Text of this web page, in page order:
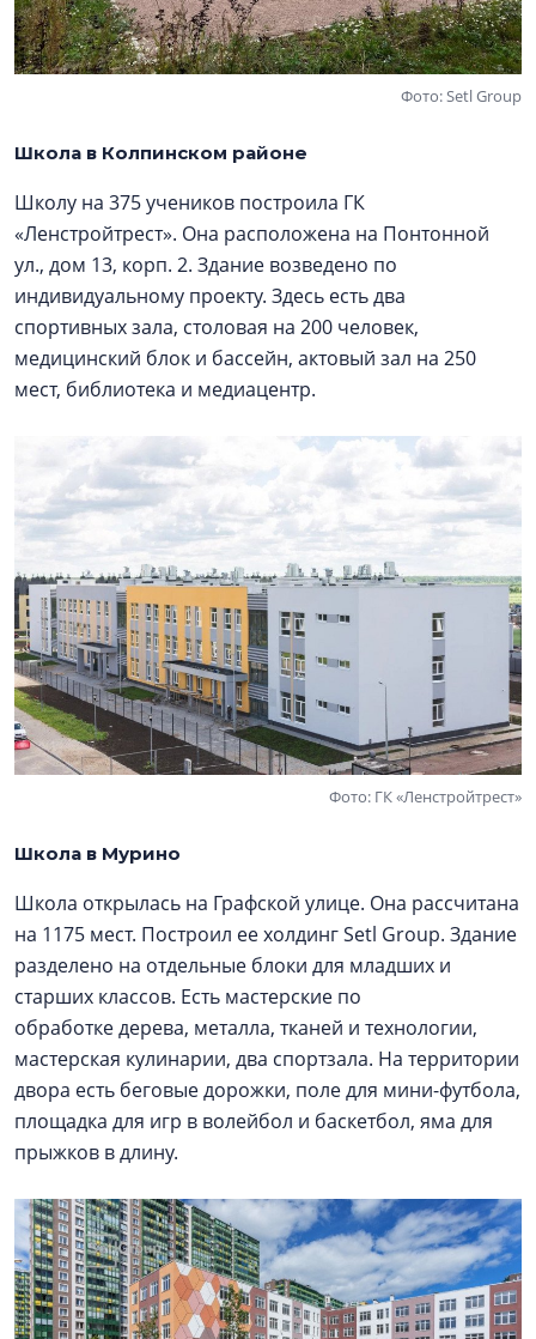
Фото: Setl Group
Школа в Колпинском районе
Школу на 375 учеников построила ГК
«Ленстройтрест». Она расположена на Понтонной
ул., дом 13, корп. 2. Здание возведено по
индивидуальному проекту. Здесь есть два
спортивных зала, столовая на 200 человек,
медицинский блок и бассейн, актовый зал на 250
мест, библиотека и медиацентр.
Фото: ГК «Ленстройтрест»
Школа в Мурино
Школа открылась на Графской улице. Она рассчитана
на 1175 мест. Построил ее холдинг Setl Group. Здание
разделено на отдельные блоки для младших и
старших классов. Есть мастерские по
обработке дерева, металла, тканей и технологии,
мастерская кулинарии, два спортзала. На территории
двора есть беговые дорожки, поле для мини-футбола,
площадка для игр в волейбол и баскетбол, яма для
прыжков в длину.